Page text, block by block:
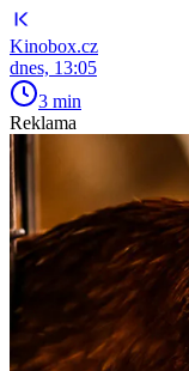
Kinobox.cz
dnes, 13:05
3 min
Reklama